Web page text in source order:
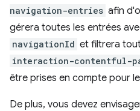
navigation-entries afin
gérera toutes les entrées
navigationId et filtrera
interaction-contentful-
être prises en compte pour le
De plus, vous devez